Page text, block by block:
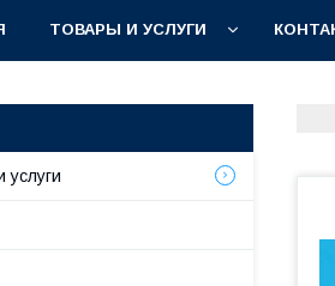
ТОВАРЫ И УСЛУГИ
услуги